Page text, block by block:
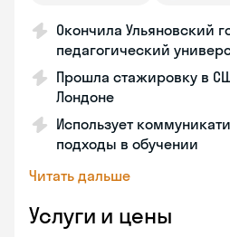
Окончила Ульяновский
педагогический
Прошла стажировку в
Лондоне
Использует
подходы в обучении
Читать дальше
Услуги и цены